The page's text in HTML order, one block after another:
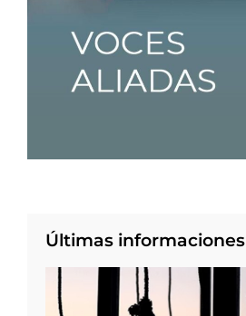
Últimas informaciones